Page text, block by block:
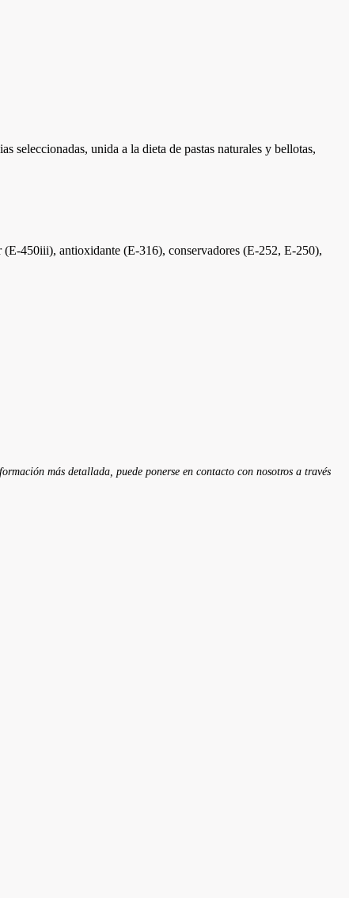
unida a la dieta de pastas naturales y bellotas,
(E-450iii), antioxidante (E-316), conservadores (E-252, E-250),
más detallada, puede ponerse en contacto con nosotros a través